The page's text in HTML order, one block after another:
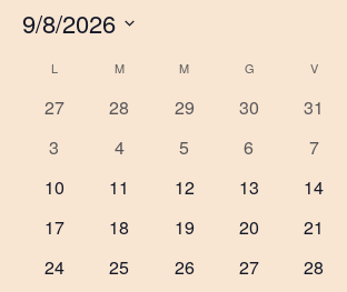
9/8/2026
data.
Calendario
di
L MMARTEDÌ M MERCOLEDÌ
G V
0
27
0
28
0
29
0
30
0
31
0
3
0
4
0
5
0
6
0
7
0
10
0
11
0
12
0
13
0
14
0
17
0
18
0
19
0
20
0
21
0
24
0
25
0
26
0
27
0
28